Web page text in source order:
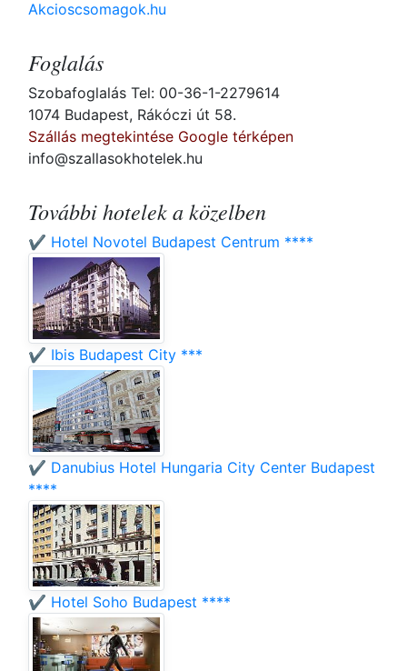
Akcioscsomagok.hu
Foglalás
Szobafoglalás Tel: 00-36-1-2279614
1074 Budapest, Rákóczi út 58.
Szállás megtekintése Google térképen
info@szallasokhotelek.hu
További hotelek a közelben
✔️ Hotel Novotel Budapest Centrum ****
✔️ Ibis Budapest City ***
✔️ Danubius Hotel Hungaria City Center Budapest
****
✔️ Hotel Soho Budapest ****